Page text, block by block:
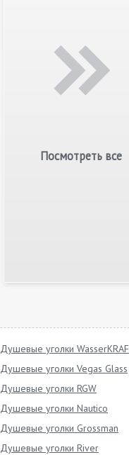
Посмотреть все
Душевые уголки
Душевые уголки Vegas Glass
Душевые уголки RGW
Душевые уголки Nautico
Душевые уголки Grossman
Душевые уголки River